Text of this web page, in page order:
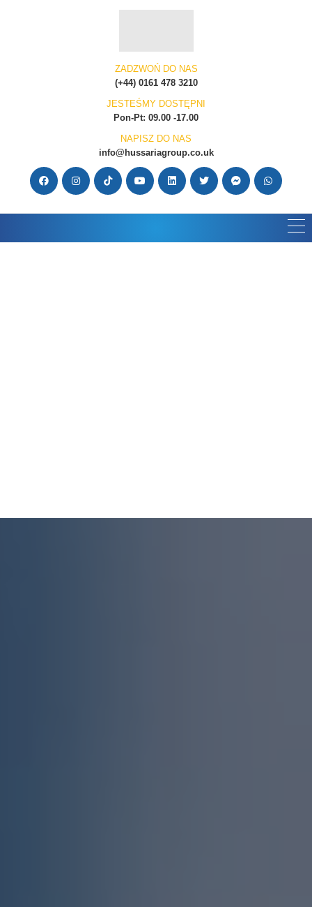
ZADZWOŃ DO NAS
(+44) 0161 478 3210
JESTEŚMY DOSTĘPNI
Pon-Pt: 09.00 -17.00
NAPISZ DO NAS
info@hussariagroup.co.uk